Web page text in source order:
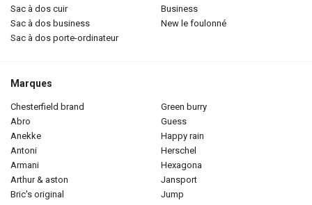
sac à dos cuir
sac à dos business
sac à dos porte-ordinateur
business
new le foulonné
Marques
chesterfield brand
abro
anekke
antoni
armani
arthur & aston
bric's original
green burry
guess
happy rain
herschel
hexagona
jansport
jump